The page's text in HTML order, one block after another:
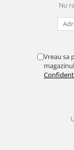
Nu
Vreau sa